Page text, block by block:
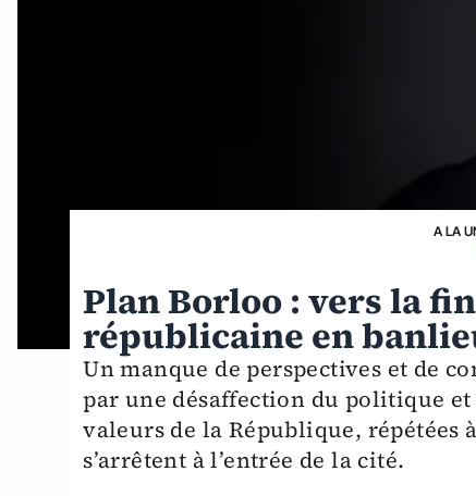
A LA
Plan Borloo : vers la
républicaine en
Un manque de perspectives et de
par une désaffection du politique
valeurs de la République, répétées
s’arrêtent à l’entrée de la cité.